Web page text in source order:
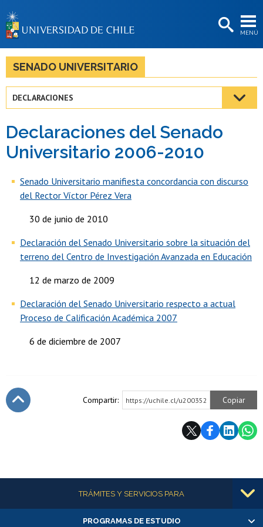
MENÚ
BIBLIOTECAS
LA UNIVERSIDAD
Estudiantes
Académicas/os
Funcionarias/os
Egresadas/os
SENADO UNIVERSITARIO
DECLARACIONES
Declaraciones del Senado
Universitario 2006-2010
Senado Universitario manifiesta concordancia con discurso
del Rector Víctor Pérez Vera
30 de junio de 2010
Declaración del Senado Universitario sobre la situación del
terreno del Centro de Investigación Avanzada en Educación
12 de marzo de 2009
Declaración del Senado Universitario respecto a actual
Proceso de Calificación Académica 2007
6 de diciembre de 2007
Compartir: https://uchile.cl/u200352 Copiar
Más informaciónTRÁMITES Y SERVICIOS PARA
Alumnas/os y exalumnas/os
PROGRAMAS DE ESTUDIO